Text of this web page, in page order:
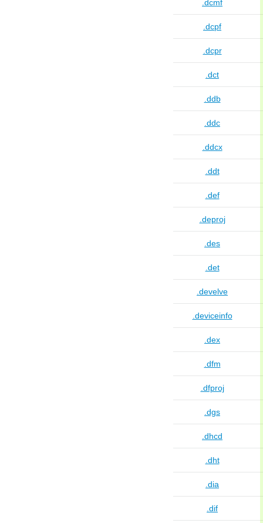
.dcmf
.dcpf
.dcpr
.dct
.ddb
.ddc
.ddcx
.ddt
.def
.deproj
.des
.det
.develve
.deviceinfo
.dex
.dfm
.dfproj
.dgs
.dhcd
.dht
.dia
.dif